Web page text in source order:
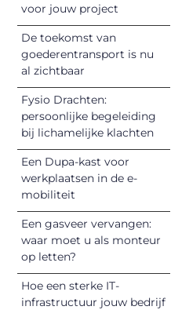
voor jouw project
De toekomst van
goederentransport is nu
al zichtbaar
Fysio Drachten:
persoonlijke begeleiding
bij lichamelijke klachten
Een Dupa-kast voor
werkplaatsen in de e-
mobiliteit
Een gasveer vervangen:
waar moet u als monteur
op letten?
Hoe een sterke IT-
infrastructuur jouw bedrijf